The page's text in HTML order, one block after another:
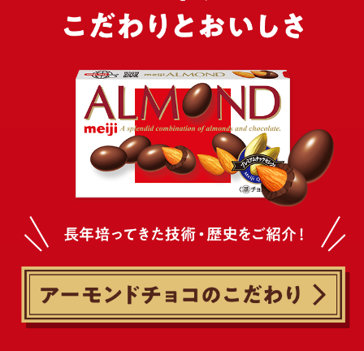
マカダミアチョコのこだわり
商品紹介
簡体中文
繁體中文